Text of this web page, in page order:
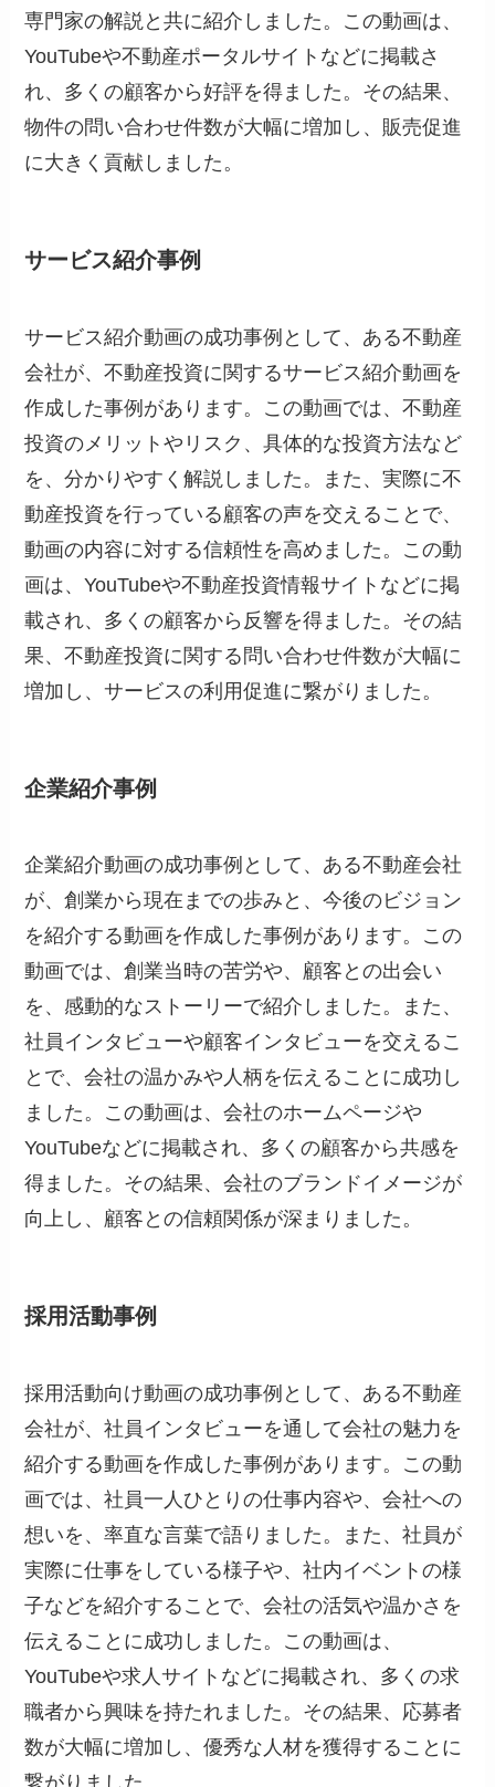
専門家の解説と共に紹介しました。この動画は、
YouTubeや不動産ポータルサイトなどに掲載さ
れ、多くの顧客から好評を得ました。その結果、
物件の問い合わせ件数が大幅に増加し、販売促進
に大きく貢献しました。
サービス紹介事例
サービス紹介動画の成功事例として、ある不動産
会社が、不動産投資に関するサービス紹介動画を
作成した事例があります。この動画では、不動産
投資のメリットやリスク、具体的な投資方法など
を、分かりやすく解説しました。また、実際に不
動産投資を行っている顧客の声を交えることで、
動画の内容に対する信頼性を高めました。この動
画は、YouTubeや不動産投資情報サイトなどに掲
載され、多くの顧客から反響を得ました。その結
果、不動産投資に関する問い合わせ件数が大幅に
増加し、サービスの利用促進に繋がりました。
企業紹介事例
企業紹介動画の成功事例として、ある不動産会社
が、創業から現在までの歩みと、今後のビジョン
を紹介する動画を作成した事例があります。この
動画では、創業当時の苦労や、顧客との出会い
を、感動的なストーリーで紹介しました。また、
社員インタビューや顧客インタビューを交えるこ
とで、会社の温かみや人柄を伝えることに成功し
ました。この動画は、会社のホームページや
YouTubeなどに掲載され、多くの顧客から共感を
得ました。その結果、会社のブランドイメージが
向上し、顧客との信頼関係が深まりました。
採用活動事例
採用活動向け動画の成功事例として、ある不動産
会社が、社員インタビューを通して会社の魅力を
紹介する動画を作成した事例があります。この動
画では、社員一人ひとりの仕事内容や、会社への
想いを、率直な言葉で語りました。また、社員が
実際に仕事をしている様子や、社内イベントの様
子などを紹介することで、会社の活気や温かさを
伝えることに成功しました。この動画は、
YouTubeや求人サイトなどに掲載され、多くの求
職者から興味を持たれました。その結果、応募者
数が大幅に増加し、優秀な人材を獲得することに
繋がりました。